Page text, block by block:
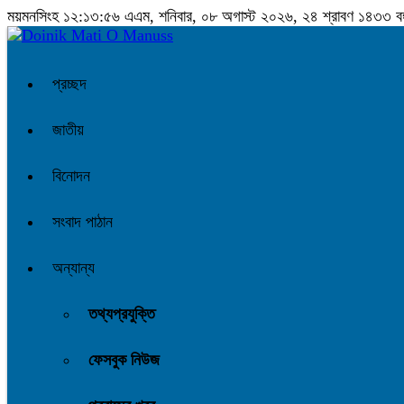
ময়মনসিংহ ১২:১৩:৫৭ এএম, শনিবার, ০৮ অগাস্ট ২০২৬, ২৪ শ্রাবণ ১৪৩৩
প্রচ্ছদ
জাতীয়
বিনোদন
সংবাদ পাঠান
অন্যান্য
তথ্যপ্রযুক্তি
ফেসবুক নিউজ